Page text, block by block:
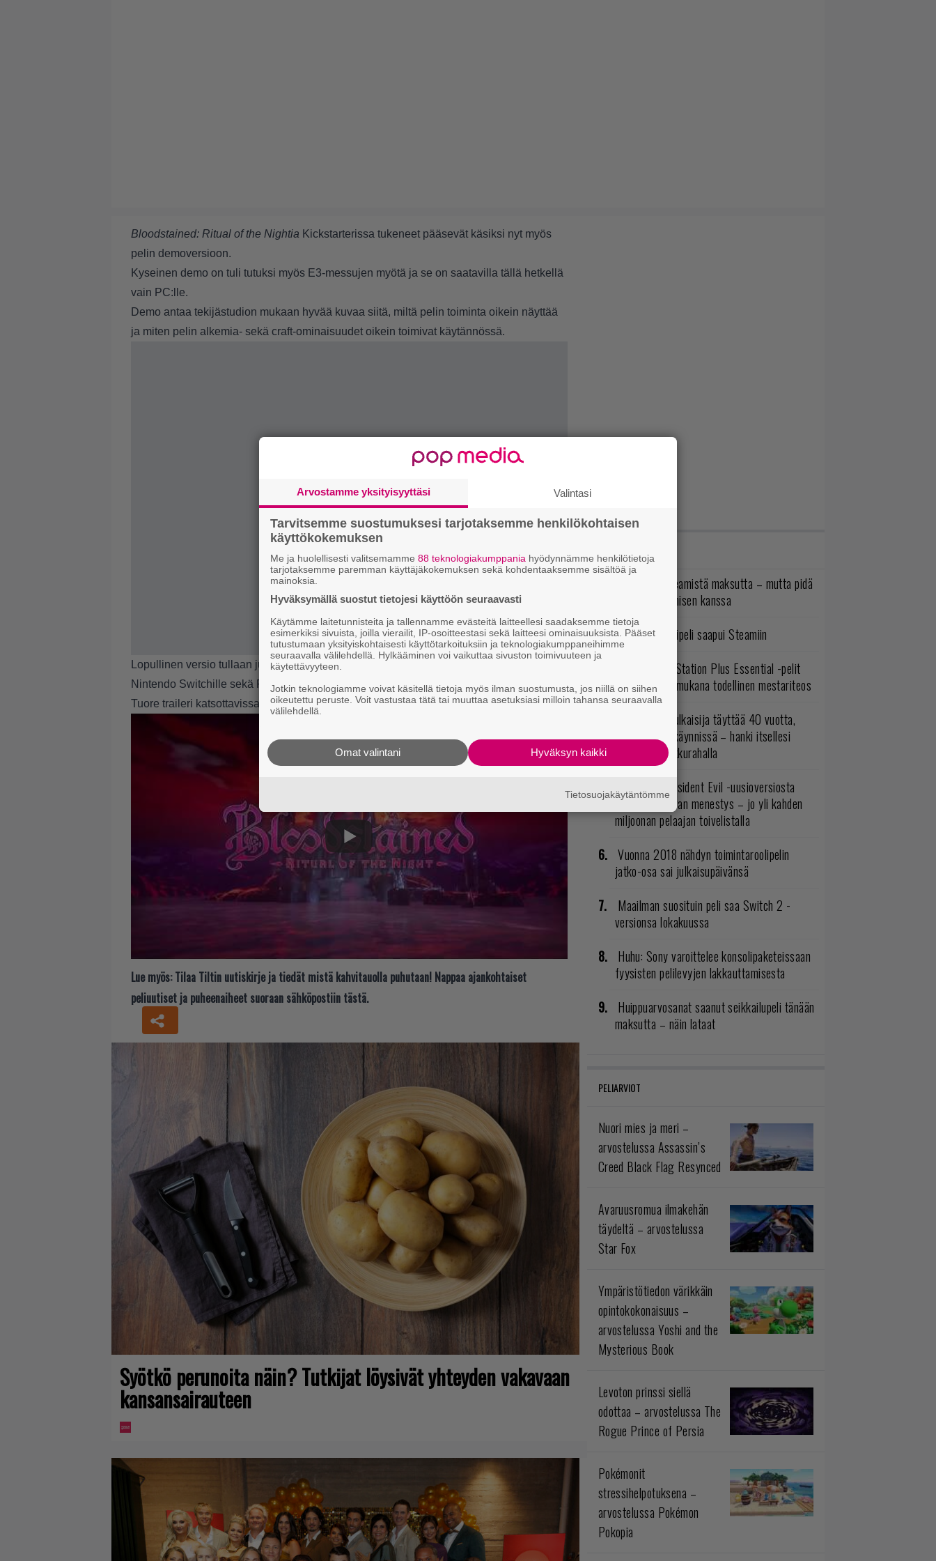
Bloodstained: Ritual of the Nightia Kickstarterissa tukeneet pääsevät käsiksi nyt myös
pelin demoversioon.
Kyseinen demo on tuli tutuksi myös E3-messujen myötä ja se on saatavilla tällä hetkellä
vain PC:lle.
Demo antaa tekijästudion mukaan hyvää kuvaa siitä, miltä pelin toiminta oikein näyttää
ja miten pelin alkemia- sekä craft-ominaisuudet oikein toimivat käytännössä.
Lopullinen versio tullaan julkaisemaan PC:n lisäksi myös Xbox Onelle, PS4:lle,
Nintendo Switchille sekä PS Vitalle.
Tuore traileri katsottavissa alapuolelta:
Lue myös: Tilaa Tiltin uutiskirje ja tiedät mistä kahvitauolla puhutaan! Nappaa ajankohtaiset
peliuutiset ja puheenaiheet suoraan sähköpostiin tästä.
Syötkö perunoita näin? Tutkijat löysivät yhteyden vakavaan
kansansairauteen
Loistopeli Steamistä maksutta – mutta pidä
kiirettä lataamisen kanssa
Ubisoftin hittipeli saapui Steamiin
Elokuun PlayStation Plus Essential -pelit
ilmestyivät – mukana todellinen mestariteos
Rakastettu julkaisija täyttää 40 vuotta,
valtavat alet käynnissä – hanki itsellesi
klassikoita pikkurahalla
Tulevasta Resident Evil -uusioversiosta
näyttäisi tulevan menestys – jo yli kahden
miljoonan pelaajan toivelistalla
Vuonna 2018 nähdyn toimintaroolipelin
jatko-osa sai julkaisupäivänsä
Maailman suosituin peli saa Switch 2 -
versionsa lokakuussa
Huhu: Sony varoittelee konsolipaketeissaan
fyysisten pelilevyjen lakkauttamisesta
Huippuarvosanat saanut seikkailupeli tänään
maksutta – näin lataat
PELIARVIOT
Nuori mies ja meri –
arvostelussa Assassin’s
Creed Black Flag Resynced
Avaruusromua ilmakehän
täydeltä – arvostelussa
Star Fox
Ympäristötiedon värikkäin
opintokokonaisuus –
arvostelussa Yoshi and the
Mysterious Book
Levoton prinssi siellä
odottaa – arvostelussa The
Rogue Prince of Persia
Pokémonit
stressihelpotuksena –
arvostelussa Pokémon
Pokopia
Arvostamme yksityisyyttäsi Valintasi
Tarvitsemme suostumuksesi tarjotaksemme henkilökohtaisen
käyttökokemuksen
Me ja huolellisesti valitsemamme 88 teknologiakumppania hyödynnämme henkilötietoja
tarjotaksemme paremman käyttäjäkokemuksen sekä kohdentaaksemme sisältöä ja
mainoksia.
Hyväksymällä suostut tietojesi käyttöön seuraavasti
Käytämme laitetunnisteita ja tallennamme evästeitä laitteellesi saadaksemme tietoja
esimerkiksi sivuista, joilla vierailit, IP-osoitteestasi sekä laitteesi ominaisuuksista. Pääset
tutustumaan yksityiskohtaisesti käyttötarkoituksiin ja teknologiakumppaneihimme
seuraavalla välilehdellä. Hylkääminen voi vaikuttaa sivuston toimivuuteen ja
käytettävyyteen.
Jotkin teknologiamme voivat käsitellä tietoja myös ilman suostumusta, jos niillä on siihen
oikeutettu peruste. Voit vastustaa tätä tai muuttaa asetuksiasi milloin tahansa seuraavalla
välilehdellä.
Hyväksyn kaikki
Omat valintani
Tietosuojakäytäntömme